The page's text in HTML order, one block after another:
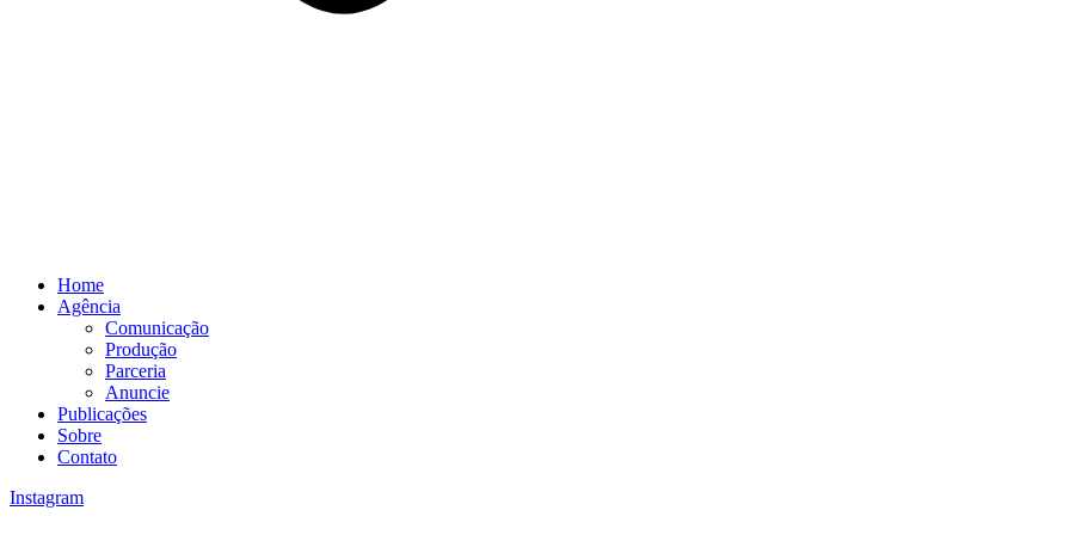
Home
Agência
Comunicação
Produção
Parceria
Anuncie
Publicações
Sobre
Contato
Instagram